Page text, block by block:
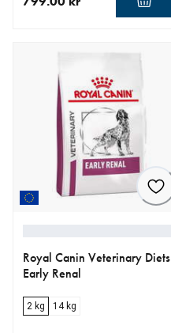
Royal Canin Veterinary Diets
Early Renal
2 kg 14 kg